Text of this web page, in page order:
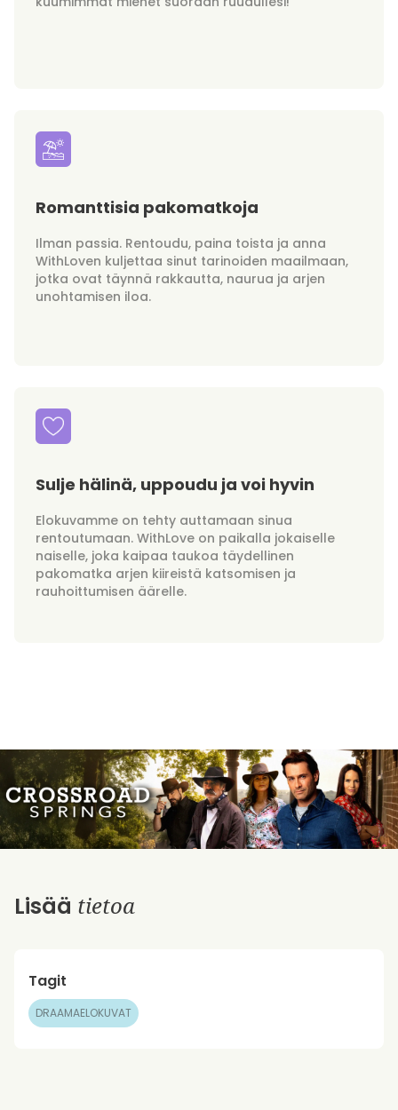
Romanttisia pakomatkoja
Ilman passia. Rentoudu, paina toista ja anna
WithLoven kuljettaa sinut tarinoiden maailmaan,
jotka ovat täynnä rakkautta, naurua ja arjen
unohtamisen iloa.
Sulje hälinä, uppoudu ja voi hyvin
Elokuvamme on tehty auttamaan sinua
rentoutumaan. WithLove on paikalla jokaiselle
naiselle, joka kaipaa taukoa täydellinen
pakomatka arjen kiireistä katsomisen ja
rauhoittumisen äärelle.
Lisää tietoa
Tagit
DRAAMAELOKUVAT